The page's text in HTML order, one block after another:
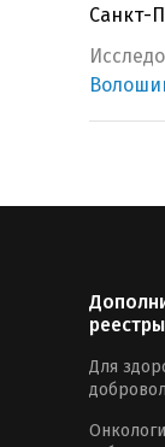
Санкт-
реестры
Для